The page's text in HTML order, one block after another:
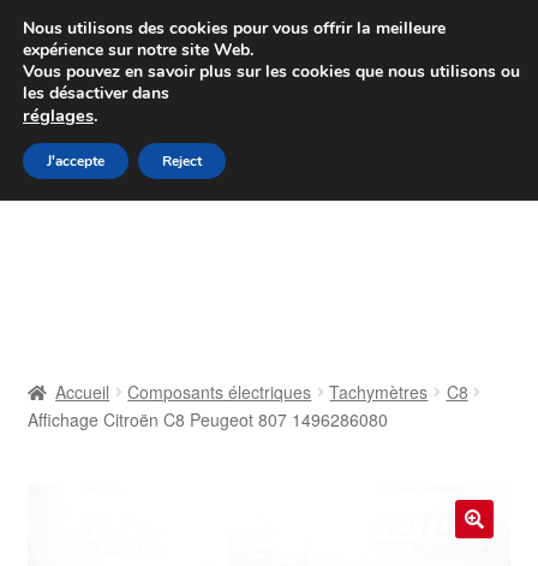
Colissimo livraison à partir de 7 EUR
Du lundi au vendredi de 9 h à 16 h
Aller
à
Aller
au
Contact
Accueil Composants électriques Tachymètres
C8
Affichage Citroën C8 Peugeot 807 1496286080
Nous utilisons des cookies pour vous offrir la meilleure
expérience sur notre site Web.
Vous pouvez en savoir plus sur les cookies que nous utilisons ou
les désactiver dans
réglages.
J'accepte Reject